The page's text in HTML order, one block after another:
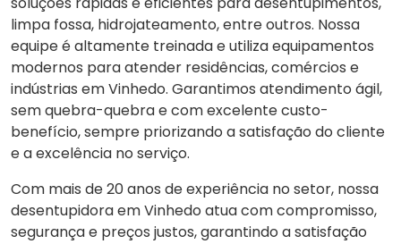
limpa fossa, hidrojateamento, entre outros. Nossa
equipe é altamente treinada e utiliza equipamentos
modernos para atender residências, comércios e
indústrias em Vinhedo. Garantimos atendimento ágil,
sem quebra-quebra e com excelente custo-
benefício, sempre priorizando a satisfação do cliente
e a excelência no serviço.
Com mais de 20 anos de experiência no setor, nossa
desentupidora em Vinhedo atua com compromisso,
segurança e preços justos, garantindo a satisfação